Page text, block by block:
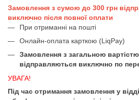
Замовлення з сумою до 300 грн
виключно після повної оплати
При отриманні на пошті
Онлайн-оплата карткою (LiqPay)
Замовлення з загальною
відправляються виключно по
УВАГА!
Під час отримання замовлення у